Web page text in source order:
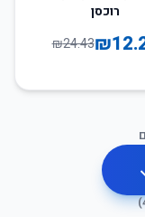
רוכסן
₪
₪24.43
)